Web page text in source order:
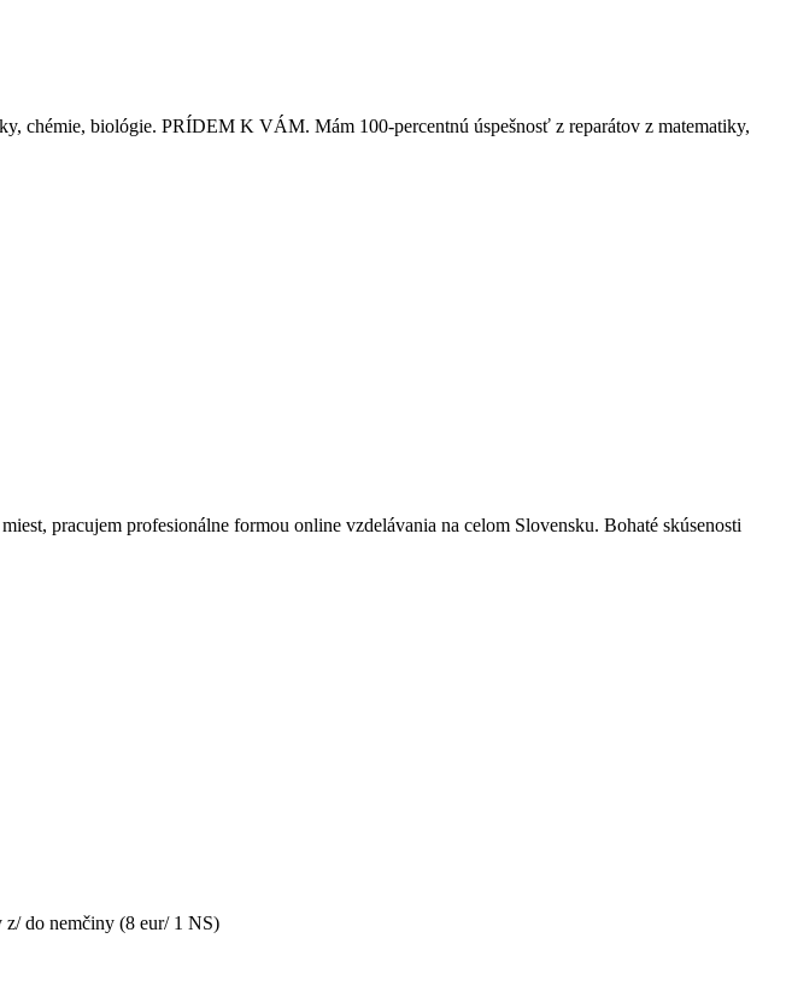
biológie. PRÍDEM K VÁM. Mám 100-percentnú úspešnosť z reparátov z matematiky,
pracujem profesionálne formou online vzdelávania na celom Slovensku. Bohaté skúsenosti
z/ do nemčiny (8 eur/ 1 NS)